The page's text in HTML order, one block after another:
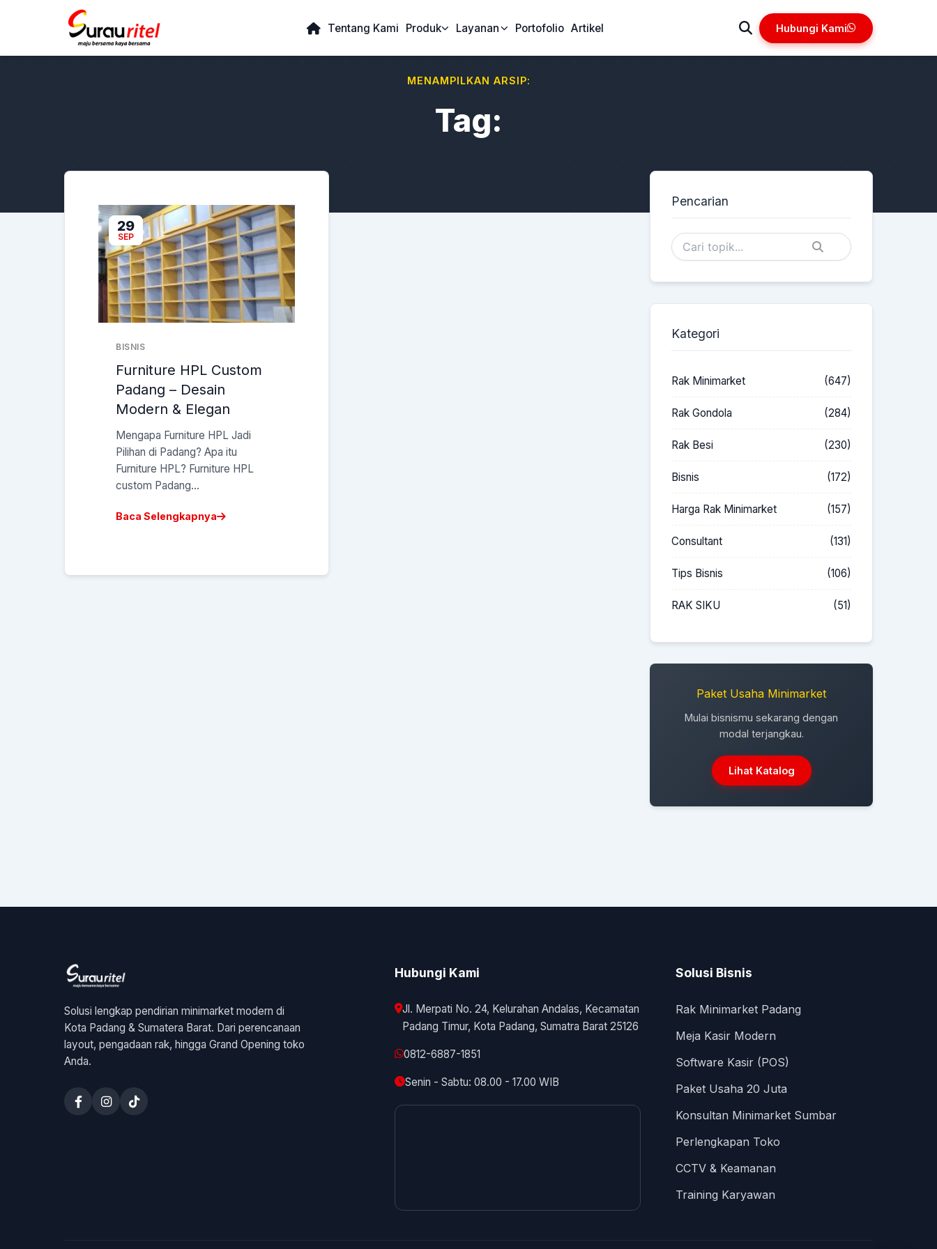
Tentang Kami Produk Layanan Portofolio Artikel Hubungi Kami
MENAMPILKAN ARSIP:
Tag:
29
SEP
BISNIS
Furniture HPL Custom
Padang – Desain
Modern & Elegan
Mengapa Furniture HPL Jadi
Pilihan di Padang? Apa itu
Furniture HPL? Furniture HPL
custom Padang...
Baca Selengkapnya
Pencarian
Kategori
Rak Minimarket (647)
Rak Gondola (284)
Rak Besi (230)
Bisnis (172)
Harga Rak Minimarket (157)
Consultant (131)
Tips Bisnis (106)
RAK SIKU (51)
Paket Usaha Minimarket
Mulai bisnismu sekarang dengan
modal terjangkau.
Lihat Katalog
Solusi lengkap pendirian minimarket modern di
Kota Padang & Sumatera Barat. Dari perencanaan
layout, pengadaan rak, hingga Grand Opening toko
Anda.
Hubungi Kami
Jl. Merpati No. 24, Kelurahan Andalas, Kecamatan
Padang Timur, Kota Padang, Sumatra Barat 25126
0812-6887-1851
Senin - Sabtu: 08.00 - 17.00 WIB
Solusi Bisnis
Rak Minimarket Padang
Meja Kasir Modern
Software Kasir (POS)
Paket Usaha 20 Juta
Konsultan Minimarket Sumbar
Perlengkapan Toko
CCTV & Keamanan
Training Karyawan